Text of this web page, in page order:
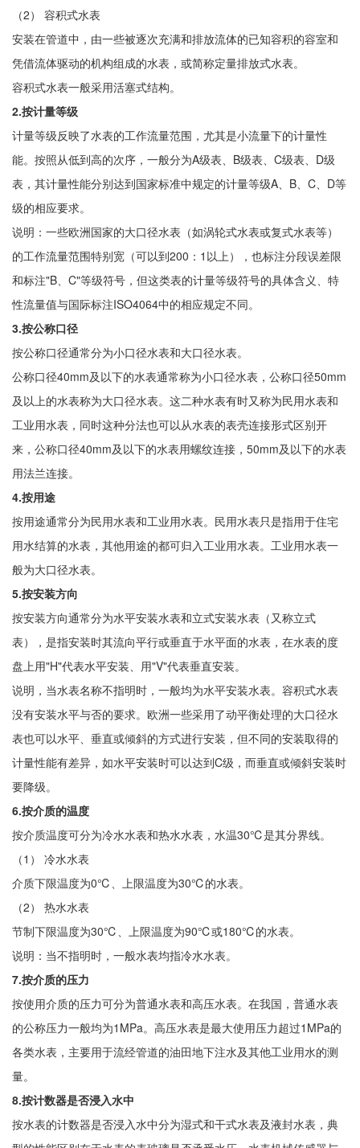
（2） 容积式水表
安装在管道中，由一些被逐次充满和排放流体的已知容积的容室和
凭借流体驱动的机构组成的水表，或简称定量排放式水表。
容积式水表一般采用活塞式结构。
2.按计量等级
计量等级反映了水表的工作流量范围，尤其是小流量下的计量性
能。按照从低到高的次序，一般分为A级表、B级表、C级表、D级
表，其计量性能分别达到国家标准中规定的计量等级A、B、C、D等
级的相应要求。
说明：一些欧洲国家的大口径水表（如涡轮式水表或复式水表等）
的工作流量范围特别宽（可以到200：1以上），也标注分段误差限
和标注"B、C"等级符号，但这类表的计量等级符号的具体含义、特
性流量值与国际标注ISO4064中的相应规定不同。
3.按公称口径
按公称口径通常分为小口径水表和大口径水表。
公称口径40mm及以下的水表通常称为小口径水表，公称口径50mm
及以上的水表称为大口径水表。这二种水表有时又称为民用水表和
工业用水表，同时这种分法也可以从水表的表壳连接形式区别开
来，公称口径40mm及以下的水表用螺纹连接，50mm及以下的水表
用法兰连接。
4.按用途
按用途通常分为民用水表和工业用水表。民用水表只是指用于住宅
用水结算的水表，其他用途的都可归入工业用水表。工业用水表一
般为大口径水表。
5.按安装方向
按安装方向通常分为水平安装水表和立式安装水表（又称立式
表），是指安装时其流向平行或垂直于水平面的水表，在水表的度
盘上用"H"代表水平安装、用"V"代表垂直安装。
说明，当水表名称不指明时，一般均为水平安装水表。容积式水表
没有安装水平与否的要求。欧洲一些采用了动平衡处理的大口径水
表也可以水平、垂直或倾斜的方式进行安装，但不同的安装取得的
计量性能有差异，如水平安装时可以达到C级，而垂直或倾斜安装时
要降级。
6.按介质的温度
按介质温度可分为冷水水表和热水水表，水温30℃是其分界线。
（1） 冷水水表
介质下限温度为0℃、上限温度为30℃的水表。
（2） 热水水表
节制下限温度为30℃、上限温度为90℃或180℃的水表。
说明：当不指明时，一般水表均指冷水水表。
7.按介质的压力
按使用介质的压力可分为普通水表和高压水表。在我国，普通水表
的公称压力一般均为1MPa。高压水表是最大使用压力超过1MPa的
各类水表，主要用于流经管道的油田地下注水及其他工业用水的测
量。
8.按计数器是否浸入水中
按水表的计数器是否浸入水中分为湿式和干式水表及液封水表，典